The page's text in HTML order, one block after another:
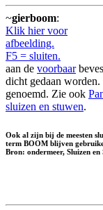
~gierboom:
Klik hier voor
afbeelding.
F5 = sluiten.
aan de voorbaar
dicht gedaan
genoemd. Zie ook
sluizen en stuwen.
Ook al zijn bij de meesten
term BOOM blijven
Bron: ondermeer, Sluizen